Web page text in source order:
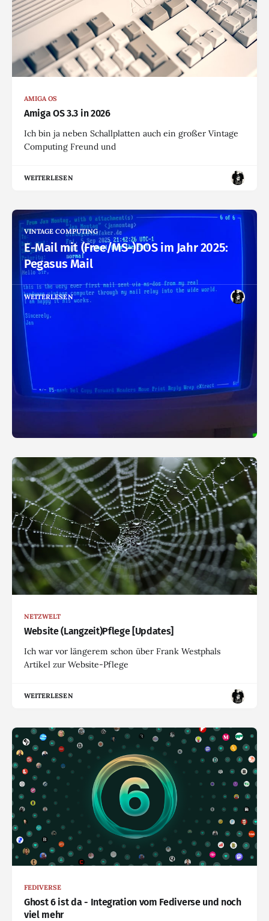
AMIGA OS
Amiga OS 3.3 in 2026
Ich bin ja neben Schallplatten auch ein großer Vintage
Computing Freund und
WEITERLESEN
VINTAGE COMPUTING
E-Mail mit (Free/MS-)DOS im Jahr 2025:
Pegasus Mail
WEITERLESEN
NETZWELT
Website (Langzeit)Pflege [Updates]
Ich war vor längerem schon über Frank Westphals
Artikel zur Website-Pflege
WEITERLESEN
FEDIVERSE
Ghost 6 ist da - Integration vom Fediverse und noch
viel mehr